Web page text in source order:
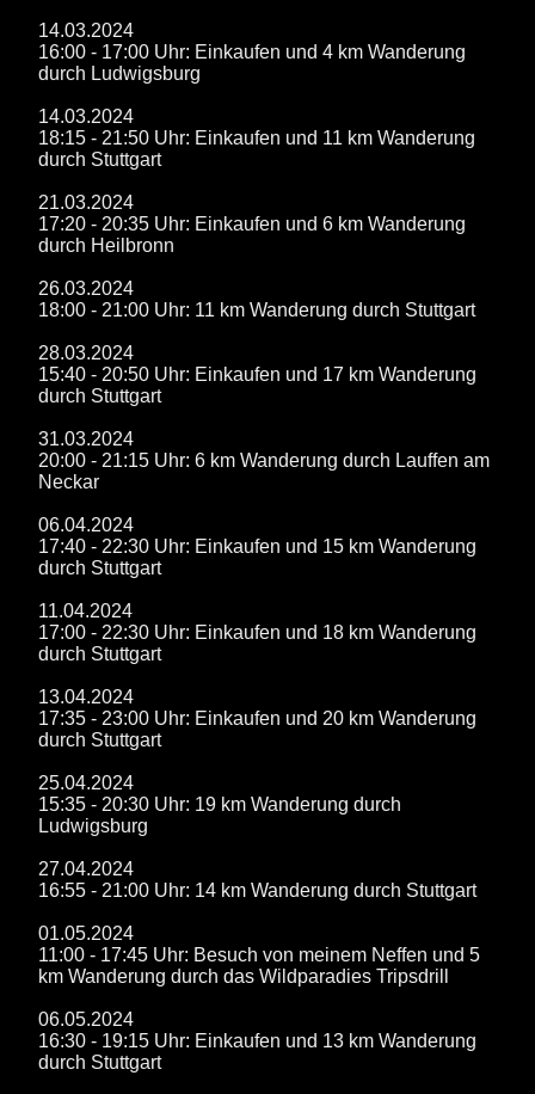
14.03.2024
16:00 - 17:00 Uhr: Einkaufen und 4 km Wanderung
durch Ludwigsburg
14.03.2024
18:15 - 21:50 Uhr: Einkaufen und 11 km Wanderung
durch Stuttgart
21.03.2024
17:20 - 20:35 Uhr: Einkaufen und 6 km Wanderung
durch Heilbronn
26.03.2024
18:00 - 21:00 Uhr: 11 km Wanderung durch Stuttgart
28.03.2024
15:40 - 20:50 Uhr: Einkaufen und 17 km Wanderung
durch Stuttgart
31.03.2024
20:00 - 21:15 Uhr: 6 km Wanderung durch Lauffen am
Neckar
06.04.2024
17:40 - 22:30 Uhr: Einkaufen und 15 km Wanderung
durch Stuttgart
11.04.2024
17:00 - 22:30 Uhr: Einkaufen und 18 km Wanderung
durch Stuttgart
13.04.2024
17:35 - 23:00 Uhr: Einkaufen und 20 km Wanderung
durch Stuttgart
25.04.2024
15:35 - 20:30 Uhr: 19 km Wanderung durch
Ludwigsburg
27.04.2024
16:55 - 21:00 Uhr: 14 km Wanderung durch Stuttgart
01.05.2024
11:00 - 17:45 Uhr: Besuch von meinem Neffen und 5
km Wanderung durch das Wildparadies Tripsdrill
06.05.2024
16:30 - 19:15 Uhr: Einkaufen und 13 km Wanderung
durch Stuttgart